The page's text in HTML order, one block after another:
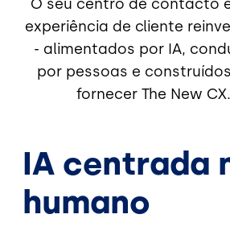
O seu centro de contacto
experiência de cliente
- alimentados por IA,
por pessoas e
fornecer The New CX.
IA centrada
humano